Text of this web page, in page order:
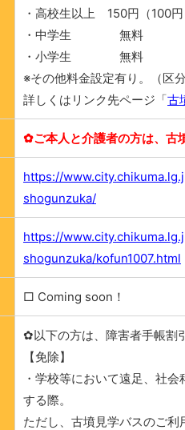
・高校生以上 150円（100円
・中学生 無料
・小学生 無料
※その他料金設定有り。（区
詳しくはリンク先ページ「古
✿ご本人と介護者の方は、古
https://
shogunzuka/
https://
shogunzuka/kofun1007.html
□ Coming soon！
✿以下の方は、障害者手帳割
【免除】
・学校等において遠足、社
する際。
ただし、古墳見学バスのご利